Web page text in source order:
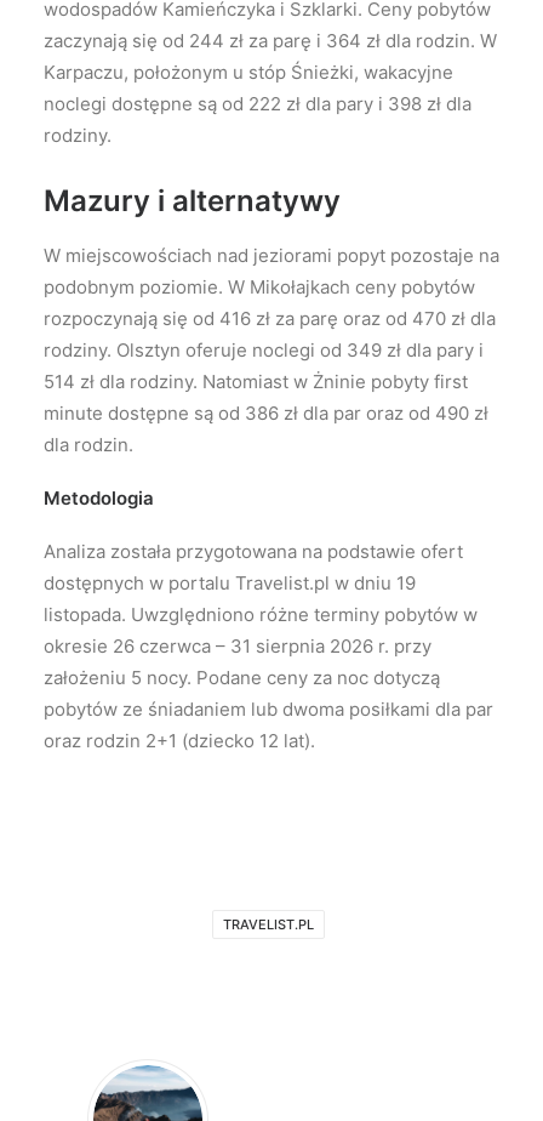
wodospadów Kamieńczyka i Szklarki. Ceny pobytów
zaczynają się od 244 zł za parę i 364 zł dla rodzin. W
Karpaczu, położonym u stóp Śnieżki, wakacyjne
noclegi dostępne są od 222 zł dla pary i 398 zł dla
rodziny.
Mazury i alternatywy
W miejscowościach nad jeziorami popyt pozostaje na
podobnym poziomie. W Mikołajkach ceny pobytów
rozpoczynają się od 416 zł za parę oraz od 470 zł dla
rodziny. Olsztyn oferuje noclegi od 349 zł dla pary i
514 zł dla rodziny. Natomiast w Żninie pobyty first
minute dostępne są od 386 zł dla par oraz od 490 zł
dla rodzin.
Metodologia
Analiza została przygotowana na podstawie ofert
dostępnych w portalu Travelist.pl w dniu 19
listopada. Uwzględniono różne terminy pobytów w
okresie 26 czerwca – 31 sierpnia 2026 r. przy
założeniu 5 nocy. Podane ceny za noc dotyczą
pobytów ze śniadaniem lub dwoma posiłkami dla par
oraz rodzin 2+1 (dziecko 12 lat).
TRAVELIST.PL